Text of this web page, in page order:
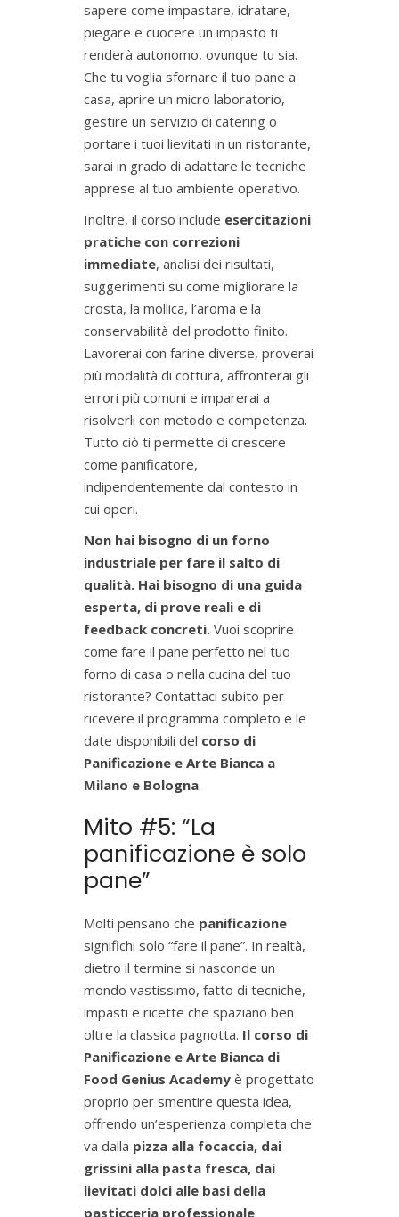
sapere come impastare, idratare,
piegare e cuocere un impasto ti
renderà autonomo, ovunque tu sia.
Che tu voglia sfornare il tuo pane a
casa, aprire un micro laboratorio,
gestire un servizio di catering o
portare i tuoi lievitati in un ristorante,
sarai in grado di adattare le tecniche
apprese al tuo ambiente operativo.
Inoltre, il corso include esercitazioni
pratiche con correzioni
immediate, analisi dei risultati,
suggerimenti su come migliorare la
crosta, la mollica, l’aroma e la
conservabilità del prodotto finito.
Lavorerai con farine diverse, proverai
più modalità di cottura, affronterai gli
errori più comuni e imparerai a
risolverli con metodo e competenza.
Tutto ciò ti permette di crescere
come panificatore,
indipendentemente dal contesto in
cui operi.
Non hai bisogno di un forno
industriale per fare il salto di
qualità. Hai bisogno di una guida
esperta, di prove reali e di
feedback concreti. Vuoi scoprire
come fare il pane perfetto nel tuo
forno di casa o nella cucina del tuo
ristorante? Contattaci subito per
ricevere il programma completo e le
date disponibili del corso di
Panificazione e Arte Bianca a
Milano e Bologna.
Mito #5: “La
panificazione è solo
pane”
Molti pensano che panificazione
significhi solo “fare il pane”. In realtà,
dietro il termine si nasconde un
mondo vastissimo, fatto di tecniche,
impasti e ricette che spaziano ben
oltre la classica pagnotta. Il corso di
Panificazione e Arte Bianca di
Food Genius Academy è progettato
proprio per smentire questa idea,
offrendo un’esperienza completa che
va dalla pizza alla focaccia, dai
grissini alla pasta fresca, dai
lievitati dolci alle basi della
pasticceria professionale.